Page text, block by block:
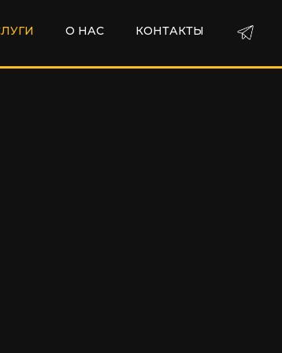
О НАС КОНТАКТЫ